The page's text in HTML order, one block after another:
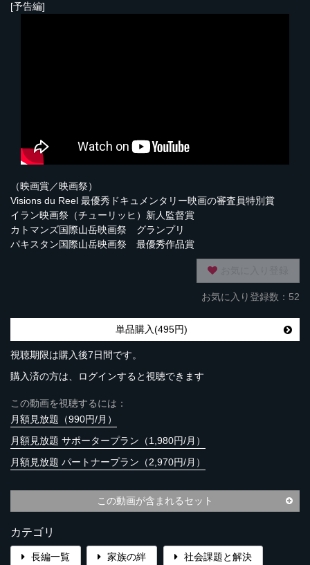
[予告編]
（映画賞／映画祭）
Visions du Reel 最優秀ドキュメンタリー映画の審査員特別賞
イラン映画祭（チューリッヒ）新人監督賞
カトマンズ国際山岳映画祭 グランプリ
パキスタン国際山岳映画祭 最優秀作品賞
お気に入り登録数：52
単品購入(495円)
視聴期限は購入後7日間です。
購入済の方は、ログインすると視聴できます
この動画を視聴するには：
月額見放題（990円/月）
月額見放題 サポータープラン（1,980円/月）
月額見放題 パートナープラン（2,970円/月）
この動画が含まれるセット
カテゴリ
長編一覧 家族の絆 社会課題と解決